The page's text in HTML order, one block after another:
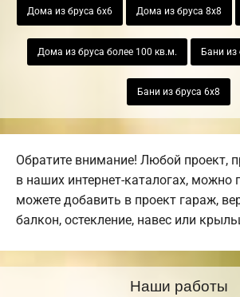
Дома из бруса 6х6 Дома из бруса 8х8
Дома из бруса более 100 кв.м. Бани из
Бани из бруса 6х8
Обратите внимание! Любой проект,
в наших интернет-каталогах, можно
можете добавить в проект гараж,
балкон, остекление, навес или
Наши работы